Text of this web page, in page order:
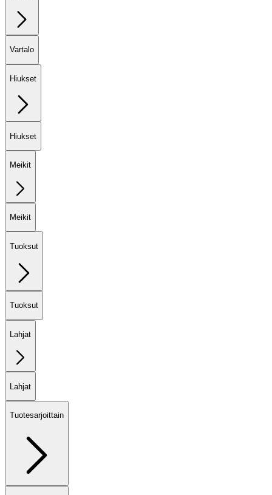
Vartalo
Hiukset
Hiukset
Meikit
Meikit
Tuoksut
Tuoksut
Lahjat
Lahjat
Tuotesarjoittain